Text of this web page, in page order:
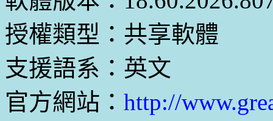
授權類型：共享軟體
支援語系：英文
官方網站： http://